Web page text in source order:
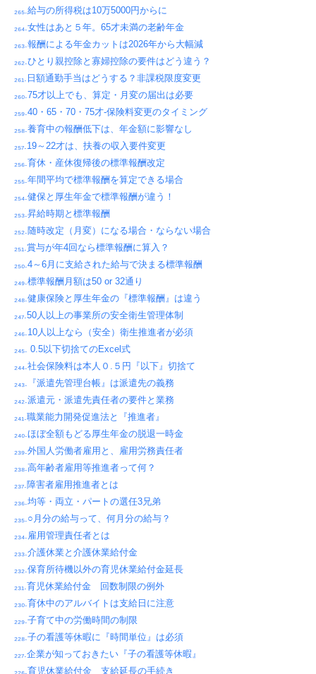
₂₆₅.給与の所得税は10万5000円からに
₂₆₄.女性はあと５年。65才未満の老齢年金
₂₆₃.報酬による年金カットは2026年から大幅減
₂₆₂.ひとり親控除と寡婦控除の要件はどう違う？
₂₆₁.日額通勤手当はどうする？非課税限度変更
₂₆₀.75才以上でも、算定・月変の届出は必要
₂₅₉.40・65・70・75才-保険料変更のタイミング
₂₅₈.養育中の報酬低下は、年金額に影響なし
₂₅₇.19～22才は、扶養の収入要件変更
₂₅₆.育休・産休復帰後の標準報酬改定
₂₅₅.年間平均で標準報酬を算定できる場合
₂₅₄.健保と厚生年金で標準報酬が違う！
₂₅₃.昇給時期と標準報酬
₂₅₂.随時改定（月変）になる場合・ならない場合
₂₅₁.賞与が年4回なら標準報酬に算入？
₂₅₀.4～6月に支給された給与で決まる標準報酬
₂₄₉.標準報酬月額は50 or 32通り
₂₄₈.健康保険と厚生年金の『標準報酬』は違う
₂₄₇.50人以上の事業所の安全衛生管理体制
₂₄₆.10人以上なら（安全）衛生推進者が必須
₂₄₅. 0.5以下切捨てのExcel式
₂₄₄.社会保険料は本人０.５円『以下』切捨て
₂₄₃.『派遣先管理台帳』は派遣先の義務
₂₄₂.派遣元・派遣先責任者の要件と業務
₂₄₁.職業能力開発促進法と『推進者』
₂₄₀.ほぼ全額もどる厚生年金の脱退一時金
₂₃₉.外国人労働者雇用と、雇用労務責任者
₂₃₈.高年齢者雇用等推進者って何？
₂₃₇.障害者雇用推進者とは
₂₃₆.均等・両立・パートの選任3兄弟
₂₃₅.○月分の給与って、何月分の給与？
₂₃₄.雇用管理責任者とは
₂₃₃.介護休業と介護休業給付金
₂₃₂.保育所待機以外の育児休業給付金延長
₂₃₁.育児休業給付金 回数制限の例外
₂₃₀.育休中のアルバイトは支給日に注意
₂₂₉.子育て中の労働時間の制限
₂₂₈.子の看護等休暇に『時間単位』は必須
₂₂₇.企業が知っておきたい『子の看護等休暇』
₂₂₆.育児休業給付金 支給延長の手続き